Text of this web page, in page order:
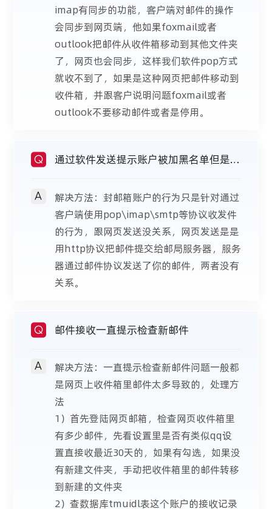
imap有同步的功能，客户端对邮件的操作
会同步到网页端，他如果foxmail或者
outlook把邮件从收件箱移动到其他文件夹
了，网页也会同步，这样我们软件pop方式
就收不到了，如果是这种网页把邮件移动到
收件箱，并跟客户说明问题foxmail或者
outlook不要移动邮件或者是停用。
Q 通过软件发送提示账户被加黑名单但是网
页可以发
A
解决方法：封邮箱账户的行为只是针对通过
客户端使用pop\imap\smtp等协议收发件
的行为，跟网页发送没关系，网页发送是是
用http协议把邮件提交给邮局服务器，服务
器通过邮件协议发送了你的邮件，两者没有
关系。
Q 邮件接收一直提示检查新邮件
A
解决方法：一直提示检查新邮件问题一般都
是网页上收件箱里邮件太多导致的，处理方
法
1）首先登陆网页邮箱，检查网页收件箱里
有多少邮件，先看设置里是否有类似qq设
置直接收最近30天的，如果有勾选，如果没
有新建文件夹，手动把收件箱里的邮件转移
到新建的文件夹
2）查数据库tmuidl表这个账户的接收记录